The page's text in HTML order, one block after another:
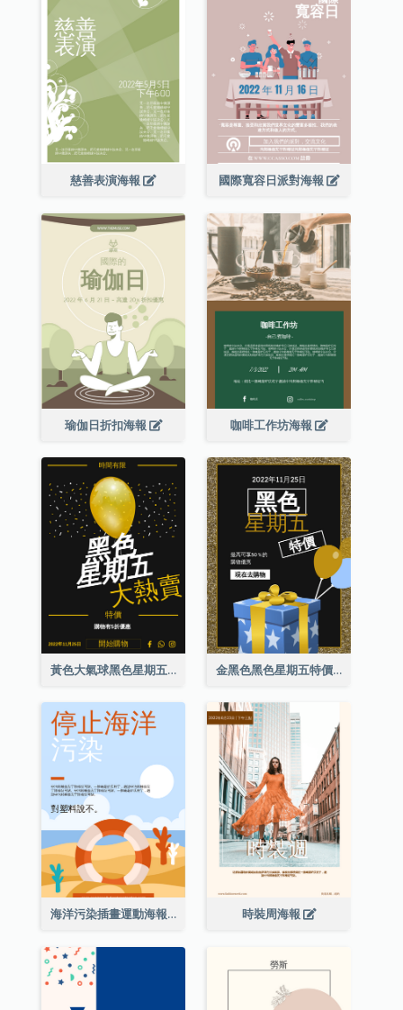
慈善表演海報 國際寬容日派對海報
瑜伽日折扣海報 咖啡工作坊海報
黃色大氣球黑色星期五特價海報 金黑色黑色星期五特價海報
海洋污染插畫運動海報 時裝周海報